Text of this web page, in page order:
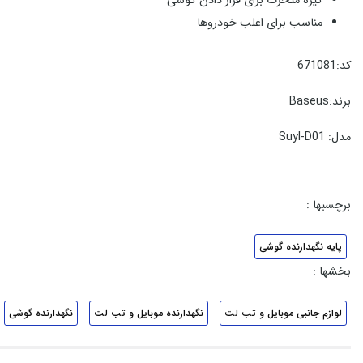
مناسب برای اغلب خودروها
کد:671081
برند:Baseus
مدل: Suyl-D01
برچسبها :
پایه نگهدارنده گوشی
بخشها :
لوازم جانبی موبایل و تب لت نگهدارنده موبایل و تب لت نگهدارنده گوشی